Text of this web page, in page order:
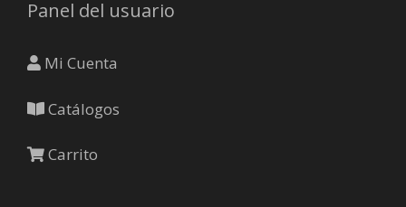
en
página
producto
Panel del usuario
Mi Cuenta
Catálogos
Carrito